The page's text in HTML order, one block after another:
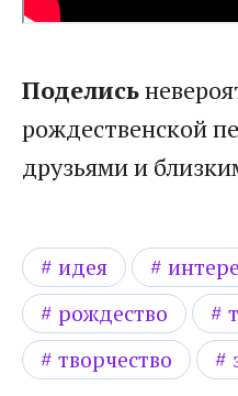
Поделись
рождественской
друзьями и
идея
рождество
творчество